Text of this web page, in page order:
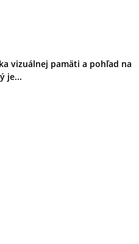
vizuálnej pamäti a pohľad na
je...